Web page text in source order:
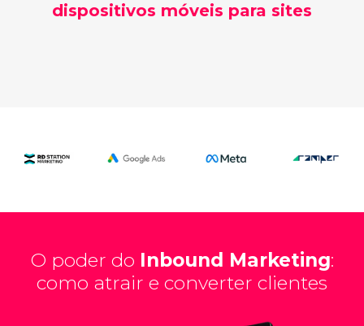
dispositivos móveis para sites
O poder do Inbound Marketing:
como atrair e converter clientes